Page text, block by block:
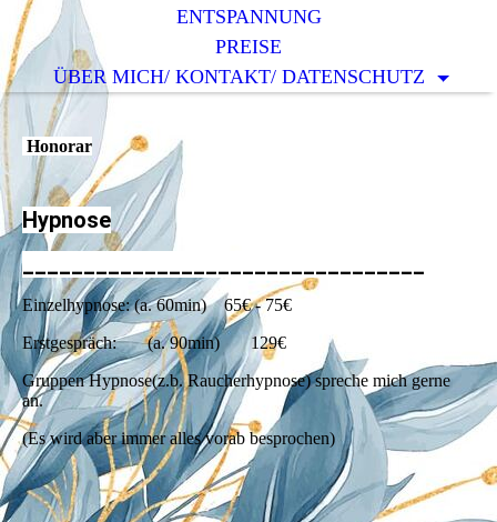
ENTSPANNUNG
PREISE
ÜBER MICH/ KONTAKT/ DATENSCHUTZ
Honorar
Hypnose
_________________________________
Einzelhypnose: (a. 60min) 65€ - 75€
Erstgespräch: (a. 90min) 129€
Gruppen Hypnose(z.b. Raucherhypnose) spreche mich gerne
an.
(Es wird aber immer alles vorab besprochen)